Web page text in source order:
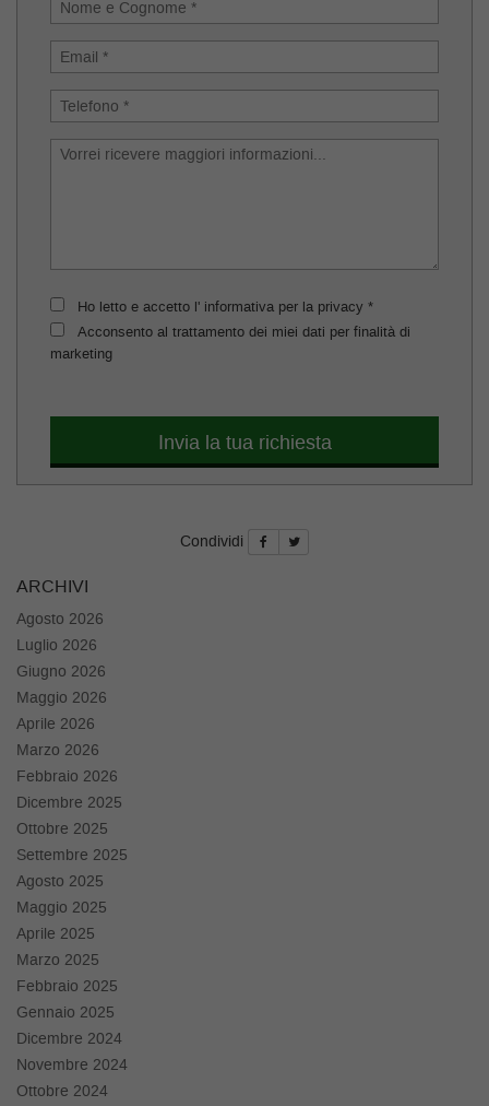
Ho letto e accetto l' informativa per la privacy *
Acconsento al trattamento dei miei dati per finalità di
marketing
Invia la tua richiesta
Condividi
ARCHIVI
Agosto 2026
Luglio 2026
Giugno 2026
Maggio 2026
Aprile 2026
Marzo 2026
Febbraio 2026
Dicembre 2025
Ottobre 2025
Settembre 2025
Agosto 2025
Maggio 2025
Aprile 2025
Marzo 2025
Febbraio 2025
Gennaio 2025
Dicembre 2024
Novembre 2024
Ottobre 2024
seguito
descritte.
ottenere
maggiori
sull'utilità
tracciamento
cookie
Puoi
rivedere
scelte
in
qualsiasi
momento.
Cookie necessari
Cookie per il miglioramento dell'esperienza utente
Cookie analitici
Cookie di marketing